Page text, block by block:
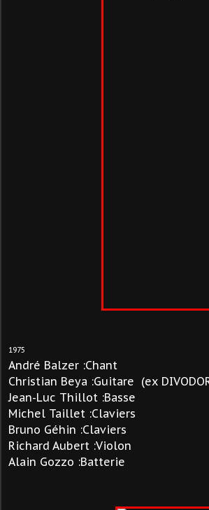
1975
André Balzer :Chant
Christian Beya :Guitare (ex
Jean-Luc Thillot :Basse
Michel Taillet :Claviers
Bruno Géhin :Claviers
Richard Aubert :Violon
Alain Gozzo :Batterie